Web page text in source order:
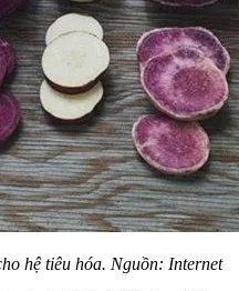
hệ tiêu hóa. Nguồn: Internet